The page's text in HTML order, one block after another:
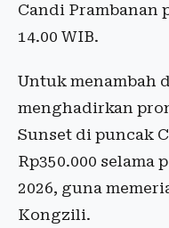
Candi Prambanan
14.00 WIB.
Untuk menambah
menghadirkan
Sunset di puncak
Rp350.000 selama
2026, guna
Kongzili.